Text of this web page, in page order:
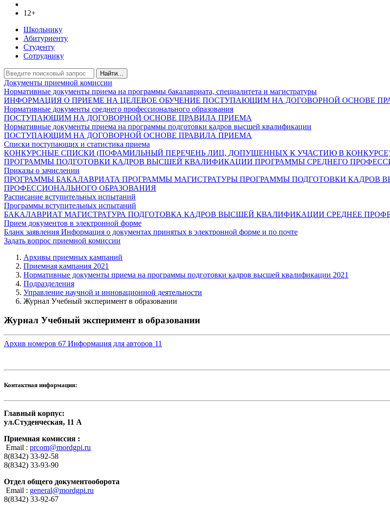
12+
Школьнику
Абитуриенту
Студенту
Сотруднику
Найти...
Документы приемной комиссии
Нормативные документы приема на программы бакалавриата, специалитета и магистратуры
ИНФОРМАЦИЯ О ПРИЕМЕ НА ЦЕЛЕВОЕ ОБУЧЕНИЕ ПОСТУПАЮЩИМ НА ДОГОВОРНОЙ ОСНОВЕ
Нормативные документы среднего профессионального образования
ПОСТУПАЮЩИМ НА ДОГОВОРНОЙ ОСНОВЕ ПРАВИЛА ПРИЕМА
Нормативные документы приема на программы подготовки кадров высшей квалификации
ПОСТУПАЮЩИМ НА ДОГОВОРНОЙ ОСНОВЕ ПРАВИЛА ПРИЕМА
Списки поступающих и статистика приема
КОНКУРСНЫЕ СПИСКИ (ПОФАМИЛЬНЫЙ ПЕРЕЧЕНЬ ЛИЦ, ДОПУЩЕННЫХ К УЧАСТИЮ В
ПРОГРАММЫ ПОДГОТОВКИ КАДРОВ ВЫСШЕЙ КВАЛИФИКАЦИИ ПРОГРАММЫ СРЕДНЕГО
Приказы о зачислении
ПРОГРАММЫ БАКАЛАВРИАТА ПРОГРАММЫ МАГИСТРАТУРЫ ПРОГРАММЫ ПОДГОТОВКИ КАДРОВ
ПРОФЕССИОНАЛЬНОГО ОБРАЗОВАНИЯ
Расписание вступительных испытаний
Программы вступительных испытаний
БАКАЛАВРИАТ МАГИСТРАТУРА ПОДГОТОВКА КАДРОВ ВЫСШЕЙ КВАЛИФИКАЦИИ СРЕДНЕЕ
Прием документов в электронной форме
Бланк заявления Информация о документах принятых в электронной форме и по почте
Задать вопрос приемной комиссии
Архивы приемных кампаний
Приемная кампания 2021
Нормативные документы приема на программы подготовки кадров высшей квалификации 2021
Подразделения
Управление научной и инновационной деятельности
Журнал Учебный эксперимент в образовании
Журнал Учебный эксперимент в образовании
Архив номеров 67 Информация для авторов 11
Контактная информация:
Главный корпус:
ул.Студенческая, 11 А
Приемная комиссия :
Email : prcom@mordgpi.ru
8(8342) 33-92-58
8(8342) 33-93-90
Отдел общего документооборота
Email : general@mordgpi.ru
8(8342) 33-92-67